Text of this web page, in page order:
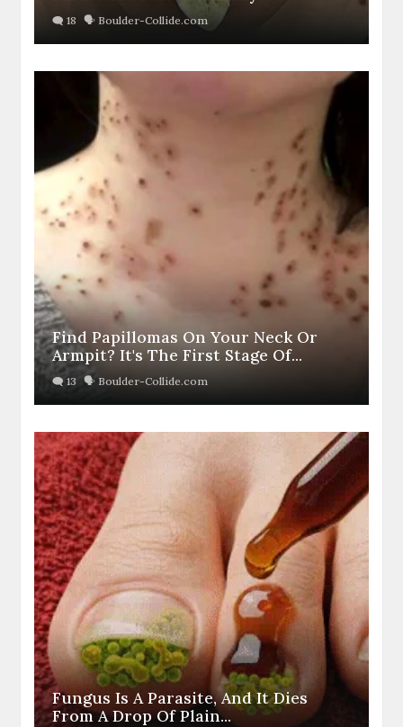
Find Papillomas On Your Neck Or
Armpit? It's The First Stage Of...
Fungus Is A Parasite, And It Dies
From A Drop Of Plain...